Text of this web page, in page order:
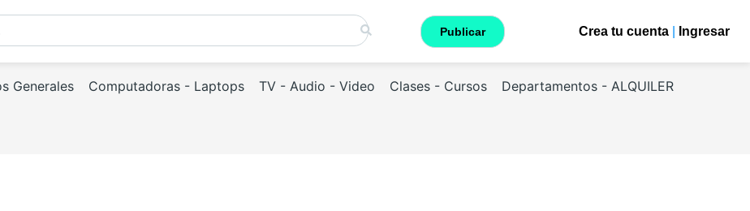
Publicar Crea tu cuenta| Ingresar
Generales Computadoras - Laptops TV - Audio - Video Clases - Cursos Departamentos - ALQUILER